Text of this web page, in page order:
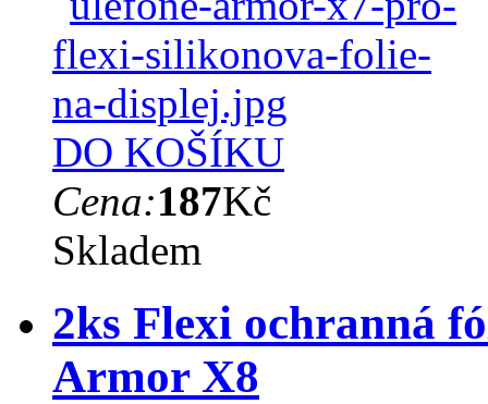
DO KOŠÍKU
Cena:187Kč
Skladem
2ks Flexi ochranná
Armor X8